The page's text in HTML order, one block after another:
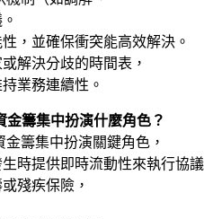
，並確保衝突能高效解決。
解決分歧的時間表，
業務連續性。
籌集中扮演什麼角色？
籌集中扮演關鍵角色，
時提供即時流動性來執行協議
殘疾保險，